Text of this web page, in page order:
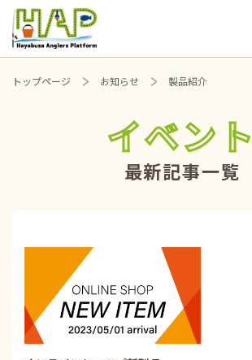
トップページ お知らせ 製品紹介
イベント
最新記事一覧